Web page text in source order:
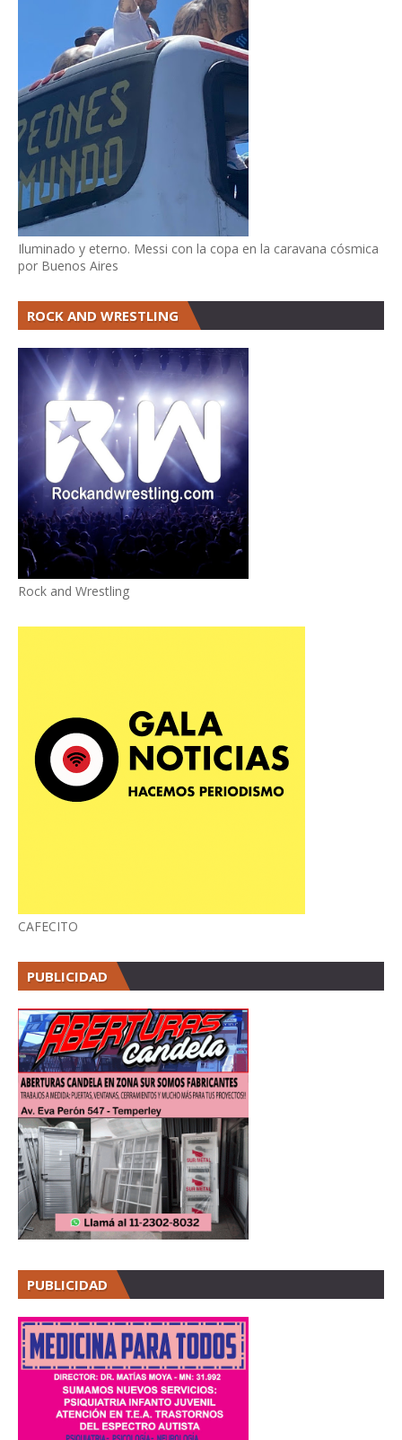
Iluminado y eterno. Messi con la copa en la caravana cósmica
por Buenos Aires
ROCK AND WRESTLING
Rock and Wrestling
CAFECITO
PUBLICIDAD
PUBLICIDAD